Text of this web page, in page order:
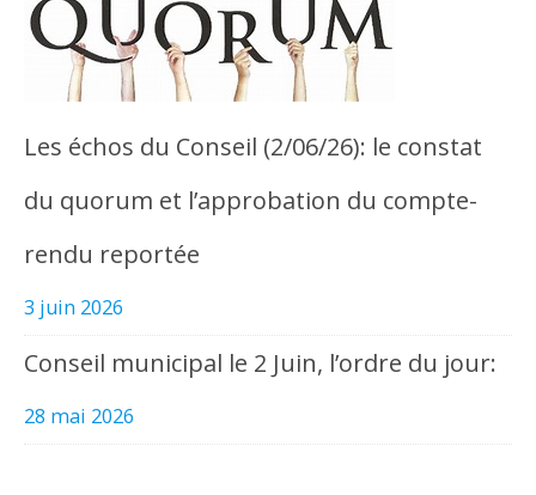
Les échos du Conseil (2/06/26): le constat
du quorum et l’approbation du compte-
rendu reportée
3 juin 2026
Conseil municipal le 2 Juin, l’ordre du jour:
28 mai 2026